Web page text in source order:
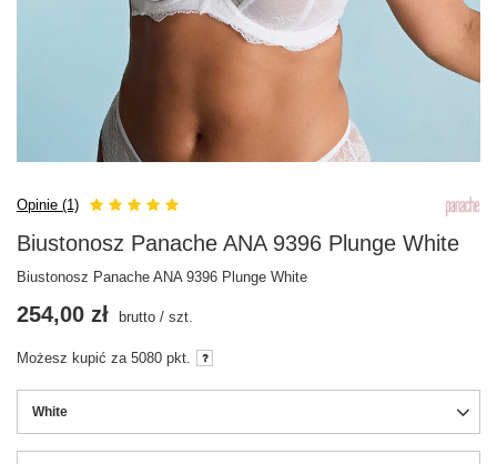
Opinie (1)
Biustonosz Panache ANA 9396 Plunge White
Biustonosz Panache ANA 9396 Plunge White
White
254,00 zł brutto / szt.
Możesz kupić za 5080 pkt.